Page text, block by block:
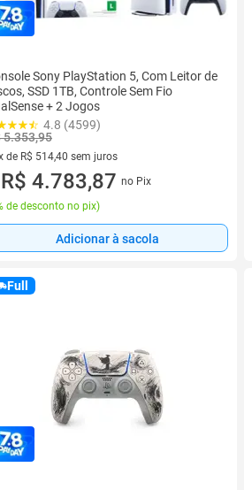
Sony PlayStation 5, Com Leitor de
SSD 1TB, Controle Sem Fio
+ 2 Jogos
4.8 (4599)
5.353,95
de R$ 514,40 sem juros
vez de R$ 514,40 sem juros
R$ 4.783,87 no Pix
de desconto no pix)
Adicionar à sacola
Full